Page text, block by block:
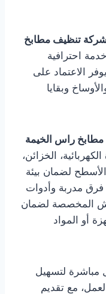
تنظيف مطابخ
احترافية
الاعتماد على
وبقايا
راس الخيمة
الخزائن،
الأسطح لضمان بيئة
مدربة وأدوات
المخصصة لضمان
أو المواد
مباشرة لتسهيل
مع تقديم